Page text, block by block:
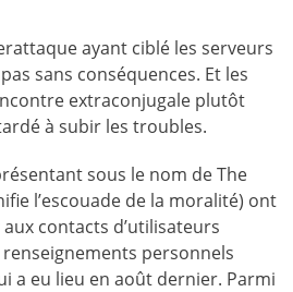
ayant ciblé les serveurs
sans conséquences. Et les
extraconjugale plutôt
à subir les troubles.
sous le nom de The
l’escouade de la moralité) ont
contacts d’utilisateurs
renseignements personnels
a eu lieu en août dernier. Parmi